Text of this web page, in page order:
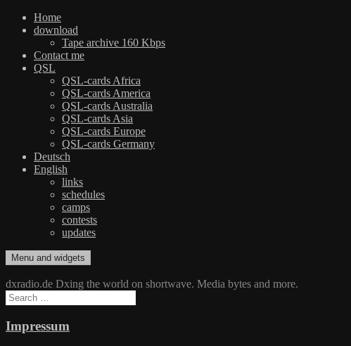
Home
download
Tape archive 160 Kbps
Contact me
QSL
QSL-cards Africa
QSL-cards America
QSL-cards Australia
QSL-cards Asia
QSL-cards Europe
QSL-cards Germany
Deutsch
English
links
schedules
camps
contests
updates
Skip
to
content
dxradio.de
DXing the world on shortwave
Menu and widgets
dxradio.de Dxing the world on shortwave. Media bytes and more.
Search
for:
Impressum